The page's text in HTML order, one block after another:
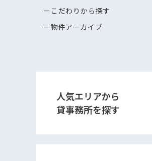
こだわりから探す
物件アーカイブ
人気エリアから
貸事務所を探す